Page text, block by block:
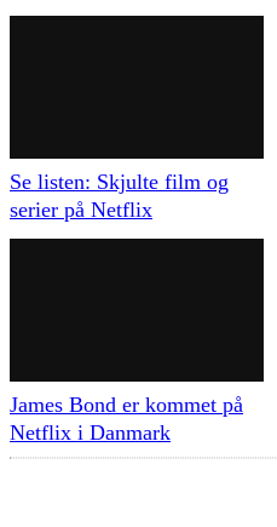
Se listen: Skjulte film og
serier på Netflix
James Bond er kommet på
Netflix i Danmark